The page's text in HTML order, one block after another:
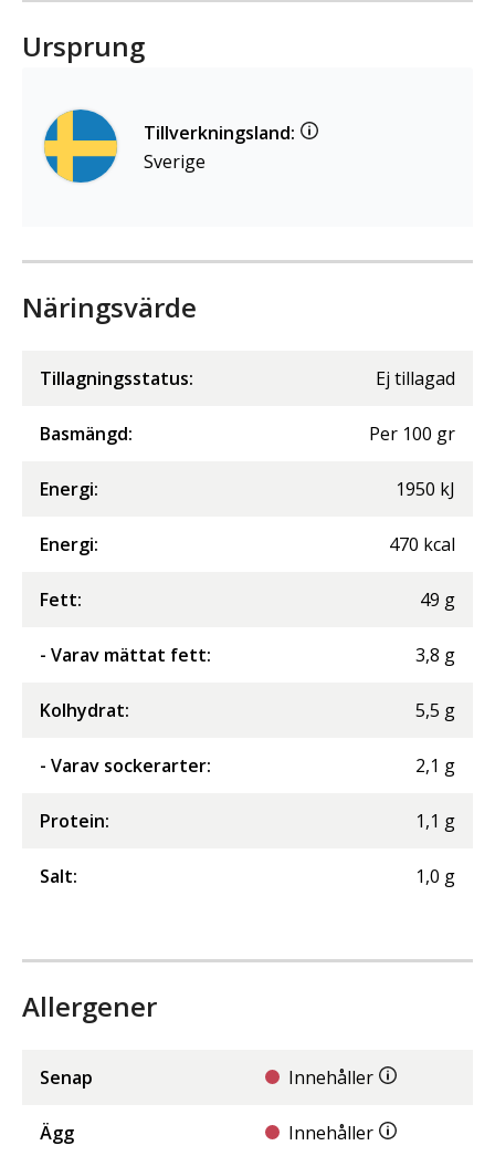
Ursprung
Tillverkningsland:
Sverige
Näringsvärde
Tillagningsstatus: Ej tillagad
Basmängd: Per 100 gr
Energi: 1950 kJ
Energi: 470 kcal
Fett: 49 g
- Varav mättat fett: 3,8 g
Kolhydrat: 5,5 g
- Varav sockerarter: 2,1 g
Protein: 1,1 g
Salt: 1,0 g
Allergener
Senap Innehåller
Ägg Innehåller